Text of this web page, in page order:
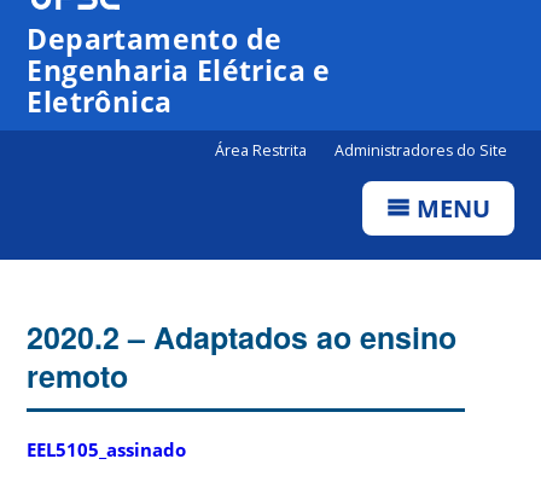
Departamento de
Engenharia Elétrica e
Eletrônica
Área Restrita Administradores do Site
MENU
2020.2 – Adaptados ao ensino
remoto
EEL5105_assinado